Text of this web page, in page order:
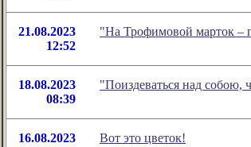
21.08.2023
12:52
"На Трофимовой марток –
18.08.2023
08:39
"Поиздеваться над собою,
16.08.2023
Вот это цветок!